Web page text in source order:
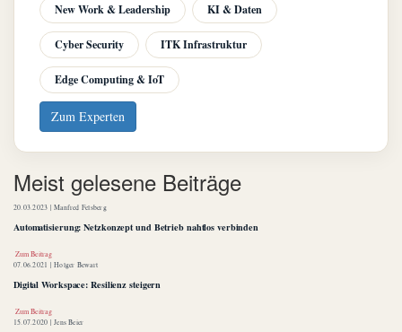
New Work & Leadership
KI & Daten
Cyber Security ITK Infrastruktur
Edge Computing & IoT
Zum Experten
Meist gelesene Beiträge
20.03.2023 |Manfred Felsberg
Automatisierung: Netzkonzept und Betrieb nahtlos verbinden
Zum Beitrag
07.06.2021 |Holger Bewart
Digital Workspace: Resilienz steigern
Zum Beitrag
15.07.2020 |Jens Beier